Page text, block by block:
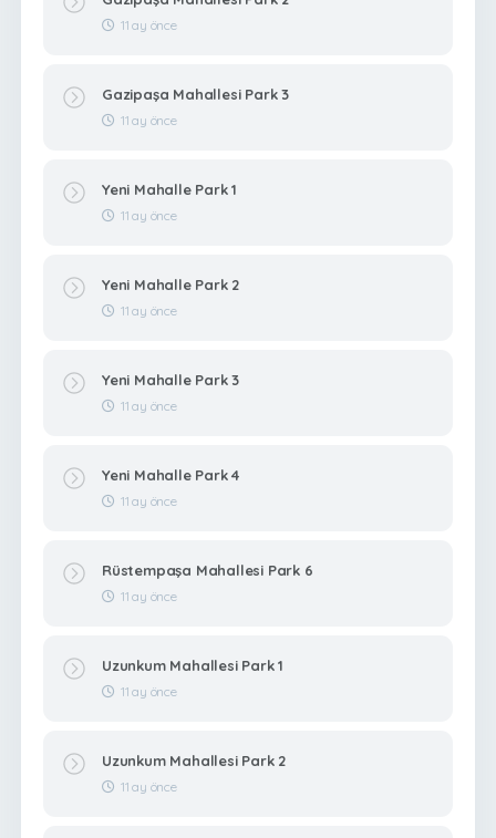
11 ay önce
Gazipaşa Mahallesi Park 3
11 ay önce
Yeni Mahalle Park 1
11 ay önce
Yeni Mahalle Park 2
11 ay önce
Yeni Mahalle Park 3
11 ay önce
Yeni Mahalle Park 4
11 ay önce
Rüstempaşa Mahallesi Park 6
11 ay önce
Uzunkum Mahallesi Park 1
11 ay önce
Uzunkum Mahallesi Park 2
11 ay önce